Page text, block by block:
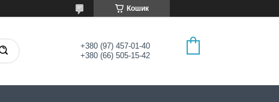
Кошик
+380 (97) 457-01-40
+380 (66) 505-15-42